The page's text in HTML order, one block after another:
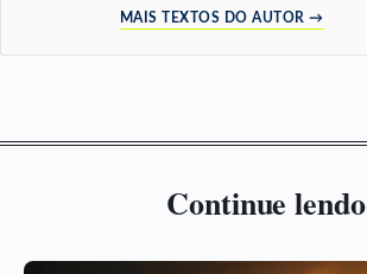
MAIS TEXTOS DO AUTOR →
Continue lendo